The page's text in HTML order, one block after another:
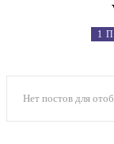
1
Нет постов для